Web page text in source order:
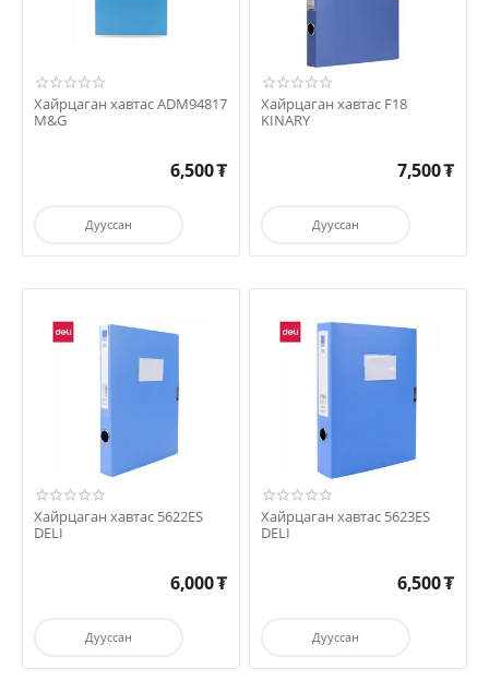
Хайрцаган хавтас ADM94817
M&G
6,500₮
Дууссан
Хайрцаган хавтас F18
KINARY
7,500₮
Дууссан
Хайрцаган хавтас 5622ES
DELI
6,000₮
Дууссан
Хайрцаган хавтас 5623ES
DELI
6,500₮
Дууссан